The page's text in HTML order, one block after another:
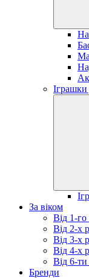
Іграшки
За віком
Від 1-го
Від 2-х
Від 3-х
Від 4-х
Від 6-ти
Бренди